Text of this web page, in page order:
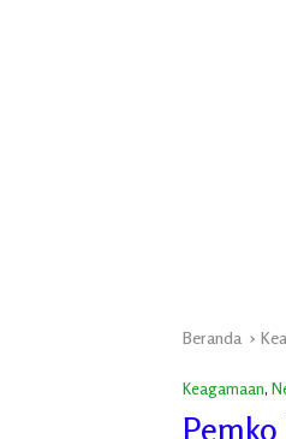
Beranda
Keagamaan,